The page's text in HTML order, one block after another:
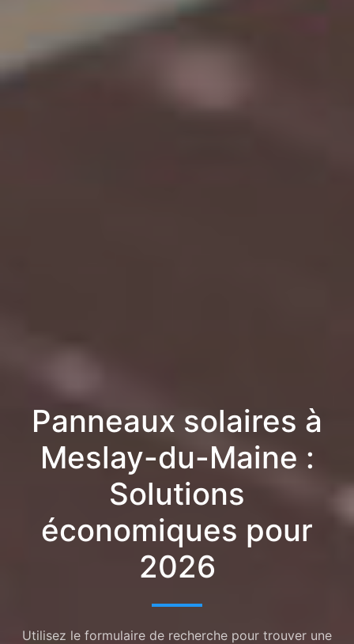
Panneaux solaires à
Meslay-du-Maine :
Solutions
économiques pour
2026
Utilisez le formulaire de recherche pour trouver une